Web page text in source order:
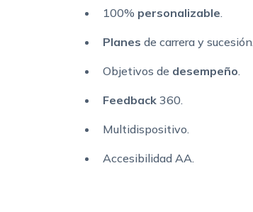
100% personalizable
Planes de carrera y sucesión.
Objetivos de desempeño
Feedback 360.
Multidispositivo.
Accesibilidad AA.